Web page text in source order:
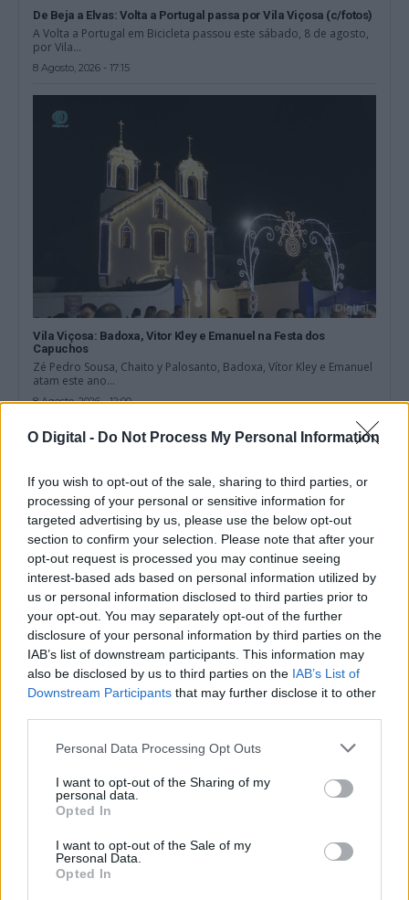
O Digital - Do Not Process My Personal Information
If you wish to opt-out of the sale, sharing to third parties, or
processing of your personal or sensitive information for
targeted advertising by us, please use the below opt-out
section to confirm your selection. Please note that after your
opt-out request is processed you may continue seeing
interest-based ads based on personal information utilized by
us or personal information disclosed to third parties prior to
your opt-out. You may separately opt-out of the further
disclosure of your personal information by third parties on the
IAB’s list of downstream participants. This information may
also be disclosed by us to third parties on the IAB’s List of
Downstream Participants that may further disclose it to other
Personal Data Processing Opt Outs
I want to opt-out of the Sharing of my
personal data.
Opted In
I want to opt-out of the Sale of my
Personal Data.
Opted In
De Beja a Elvas: Volta a Portugal passa por Vila Viçosa (c/fotos)
A Volta a Portugal em Bicicleta passou este sábado, 8 de agosto,
por Vila...
8 Agosto, 2026 - 17:15
Vila Viçosa: Badoxa, Vitor Kley e Emanuel na Festa dos
Capuchos
Zé Pedro Sousa, Chaito y Palosanto, Badoxa, Vítor Kley e Emanuel
atam este ano...
8 Agosto, 2026 - 12:00
Volta: Etapa mais longa com final em Elvas é a última talhada
para sprinters
O pelotão da 87.ª Volta a Portugal em bicicleta cumpre hoje a